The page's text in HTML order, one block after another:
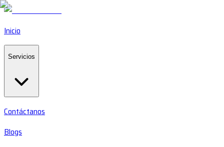
Inicio
Servicios
Contáctanos
Blogs